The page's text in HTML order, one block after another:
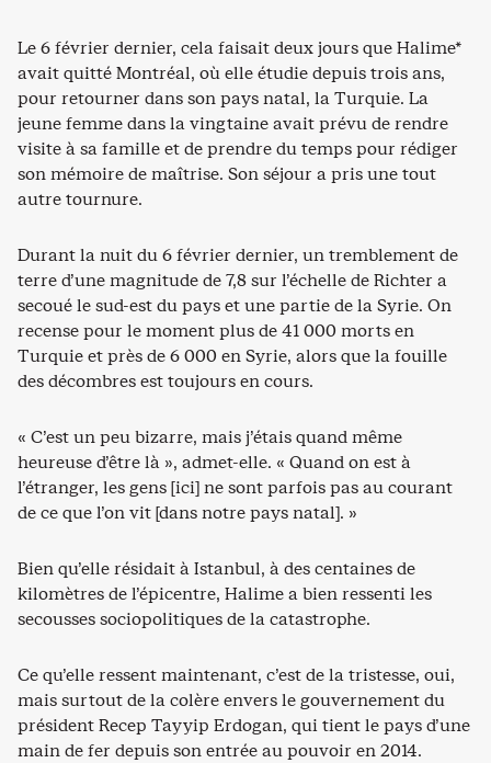
Le 6 février dernier, cela faisait deux jours que Halime*
avait quitté Montréal, où elle étudie depuis trois ans,
pour retourner dans son pays natal, la Turquie. La
jeune femme dans la vingtaine avait prévu de rendre
visite à sa famille et de prendre du temps pour rédiger
son mémoire de maîtrise. Son séjour a pris une tout
autre tournure.
Durant la nuit du 6 février dernier, un tremblement de
terre d’une magnitude de 7,8 sur l’échelle de Richter a
secoué le sud-est du pays et une partie de la Syrie. On
recense pour le moment plus de 41 000 morts en
Turquie et près de 6 000 en Syrie, alors que la fouille
des décombres est toujours en cours.
« C’est un peu bizarre, mais j’étais quand même
heureuse d’être là », admet-elle. « Quand on est à
l’étranger, les gens [ici] ne sont parfois pas au courant
de ce que l’on vit [dans notre pays natal]. »
Bien qu’elle résidait à Istanbul, à des centaines de
kilomètres de l’épicentre, Halime a bien ressenti les
secousses sociopolitiques de la catastrophe.
Ce qu’elle ressent maintenant, c’est de la tristesse, oui,
mais surtout de la colère envers le gouvernement du
président Recep Tayyip Erdogan, qui tient le pays d’une
main de fer depuis son entrée au pouvoir en 2014.